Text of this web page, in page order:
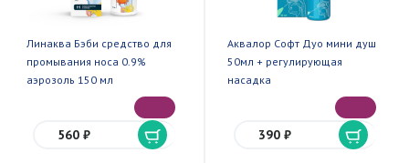
Линаква Бэби средство для
промывания носа 0.9%
аэрозоль 150 мл
560 ₽
Аквалор Софт Дуо мини душ
50мл + регулирующая
насадка
390 ₽